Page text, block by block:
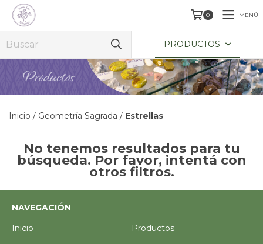
0 MENÚ
PRODUCTOS
Inicio / Geometría Sagrada / Estrellas
No tenemos resultados para tu
búsqueda. Por favor, intentá con
otros filtros.
NAVEGACIÓN
Inicio
Productos